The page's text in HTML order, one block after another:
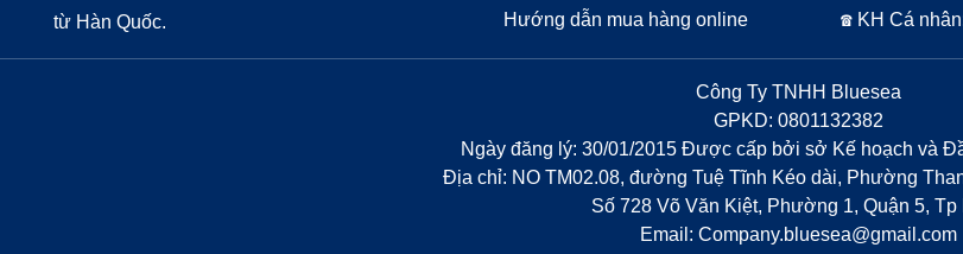
từ Hàn Quốc.
Hướng dẫn mua hàng online
☎ KH Cá
Công Ty TNHH Bluesea
GPKD: 0801132382
Ngày đăng lý: 30/01/2015 Được cấp bởi sở Kế hoạch và
Địa chỉ: NO TM02.08, đường Tuệ Tĩnh Kéo dài, Phường
Số 728 Võ Văn Kiệt, Phường 1, Quận 5, Tp
Email: Company.bluesea@gmail.com